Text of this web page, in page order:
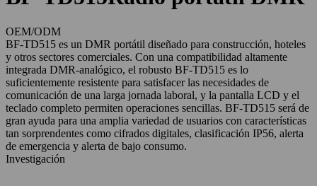
OEM/ODM
BF-TD515 es un DMR portátil diseñado para construcción, hoteles
y otros sectores comerciales. Con una compatibilidad altamente
integrada DMR-analógico, el robusto BF-TD515 es lo
suficientemente resistente para satisfacer las necesidades de
comunicación de una larga jornada laboral, y la pantalla LCD y el
teclado completo permiten operaciones sencillas. BF-TD515 será de
gran ayuda para una amplia variedad de usuarios con características
tan sorprendentes como cifrados digitales, clasificación IP56, alerta
de emergencia y alerta de bajo consumo.
Investigación